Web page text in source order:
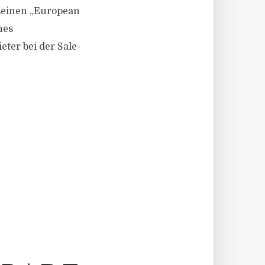
„European
bei der Sale-